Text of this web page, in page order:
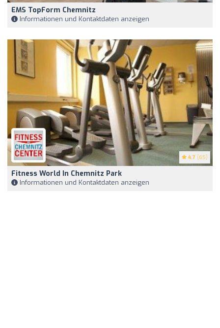
EMS TopForm Chemnitz
Informationen und Kontaktdaten anzeigen
4.7 (65)
Fitness World In Chemnitz Park
Informationen und Kontaktdaten anzeigen